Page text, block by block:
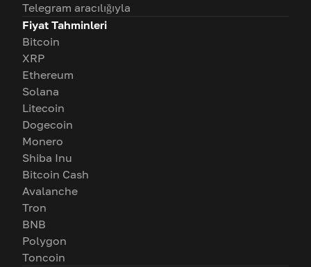
Telegram aracılığıyla
Fiyat Tahminleri
Bitcoin
XRP
Ethereum
Solana
Litecoin
Dogecoin
Monero
Shiba Inu
Bitcoin Cash
Avalanche
Tron
BNB
Polygon
Toncoin